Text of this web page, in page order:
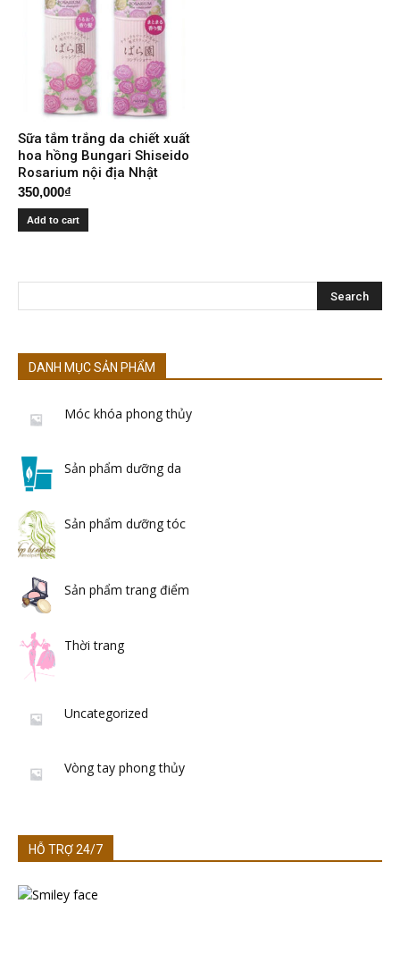
Sữa tắm trắng da chiết xuất
hoa hồng Bungari Shiseido
Rosarium nội địa Nhật
350,000₫
Add to cart
DANH MỤC SẢN PHẨM
Móc khóa phong thủy
Sản phẩm dưỡng da
Sản phẩm dưỡng tóc
Sản phẩm trang điểm
Thời trang
Uncategorized
Vòng tay phong thủy
HỖ TRỢ 24/7